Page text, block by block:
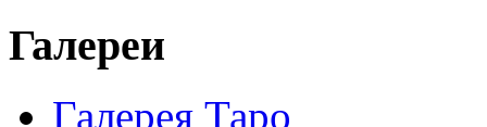
Галереи
Галерея Таро